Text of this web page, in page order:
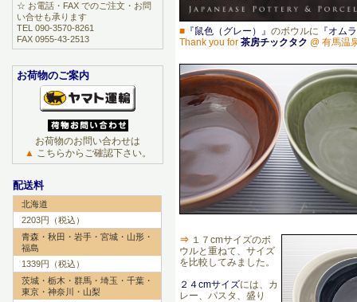
■ 『鼠色（グレー）』 のボウルに 『オム
Thank you for 茶房チックタク @ 有馬温
⇒ １７cmサイズのボ
ウルと重ねて、サイズ
を比較してみました。
２４cmサイズには、カ
レー、パスタ、盛り
☆ お電話・FAX でのご注文・お問
い合せも承ります
TEL 090-3570-8261
FAX 0955-43-2513
お荷物のご案内
お荷物のお問い合わせは
▲ こちらからご確認下さい。
配送料
北海道
2203円（税込）
青森・秋田・岩手・宮城・山形・
福島
1339円（税込）
茨城・栃木・群馬・埼玉・千葉・
東京・神奈川・山梨